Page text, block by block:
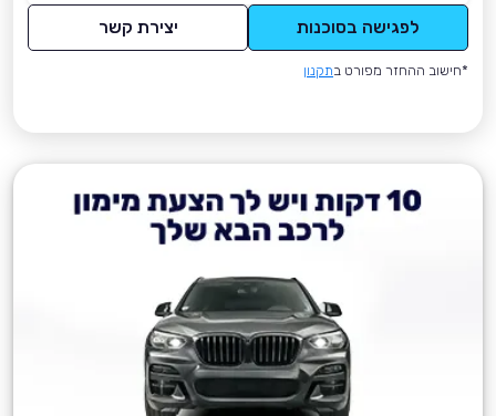
לפגישה בסוכנות יצירת קשר
*חישוב ההחזר מפורט בתקנון